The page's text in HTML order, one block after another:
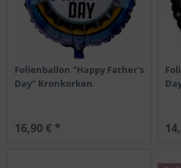
Folienballon "Happy Father's
Day" Kronkorken
16,90 € *